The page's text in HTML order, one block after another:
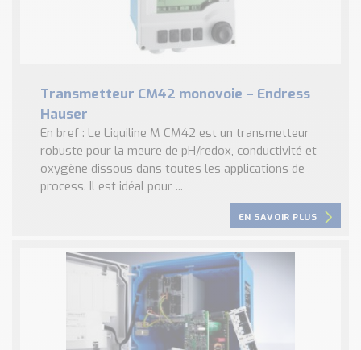
Transmetteur CM42 monovoie – Endress
Hauser
En bref : Le Liquiline M CM42 est un transmetteur
robuste pour la meure de pH/redox, conductivité et
oxygène dissous dans toutes les applications de
process. Il est idéal pour ...
EN SAVOIR PLUS